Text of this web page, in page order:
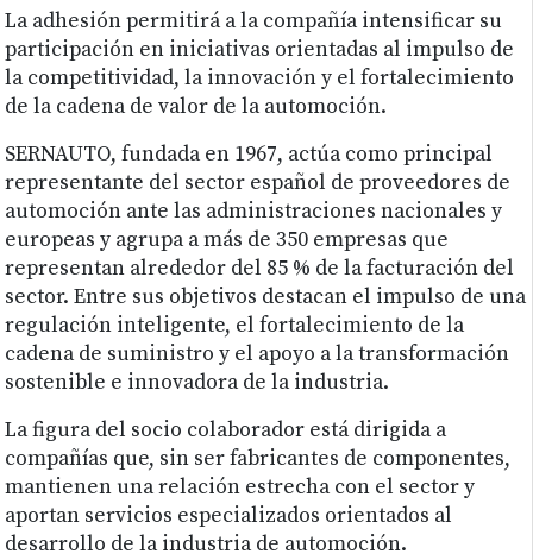
La adhesión permitirá a la compañía intensificar su
participación en iniciativas orientadas al impulso de
la competitividad, la innovación y el fortalecimiento
de la cadena de valor de la automoción.
SERNAUTO, fundada en 1967, actúa como principal
representante del sector español de proveedores de
automoción ante las administraciones nacionales y
europeas y agrupa a más de 350 empresas que
representan alrededor del 85 % de la facturación del
sector. Entre sus objetivos destacan el impulso de una
regulación inteligente, el fortalecimiento de la
cadena de suministro y el apoyo a la transformación
sostenible e innovadora de la industria.
La figura del socio colaborador está dirigida a
compañías que, sin ser fabricantes de componentes,
mantienen una relación estrecha con el sector y
aportan servicios especializados orientados al
desarrollo de la industria de automoción.